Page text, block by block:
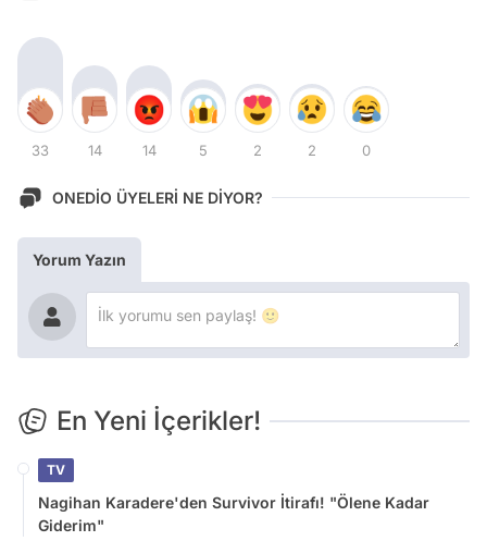
33 14 14 5 2 2 0
ONEDİO ÜYELERİ NE DİYOR?
Yorum Yazın
En Yeni İçerikler!
TV
Nagihan Karadere'den Survivor İtirafı! "Ölene Kadar
Giderim"